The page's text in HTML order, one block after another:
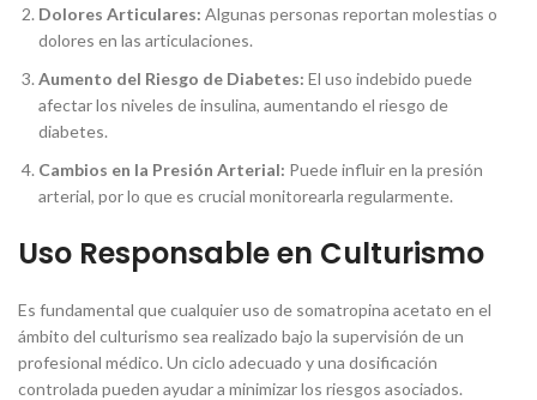
Dolores Articulares: Algunas personas reportan molestias o
dolores en las articulaciones.
Aumento del Riesgo de Diabetes: El uso indebido puede
afectar los niveles de insulina, aumentando el riesgo de
diabetes.
Cambios en la Presión Arterial: Puede influir en la presión
arterial, por lo que es crucial monitorearla regularmente.
Uso Responsable en Culturismo
Es fundamental que cualquier uso de somatropina acetato en el
ámbito del culturismo sea realizado bajo la supervisión de un
profesional médico. Un ciclo adecuado y una dosificación
controlada pueden ayudar a minimizar los riesgos asociados.